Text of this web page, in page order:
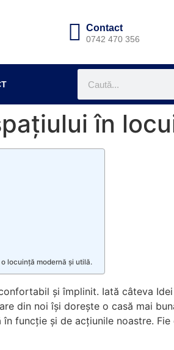
Contact
0742 470 356
în
locuință modernă și utilă.
și împlinit. Iată câteva
din noi își dorește o casă mai
funcție și de acțiunile noastre.